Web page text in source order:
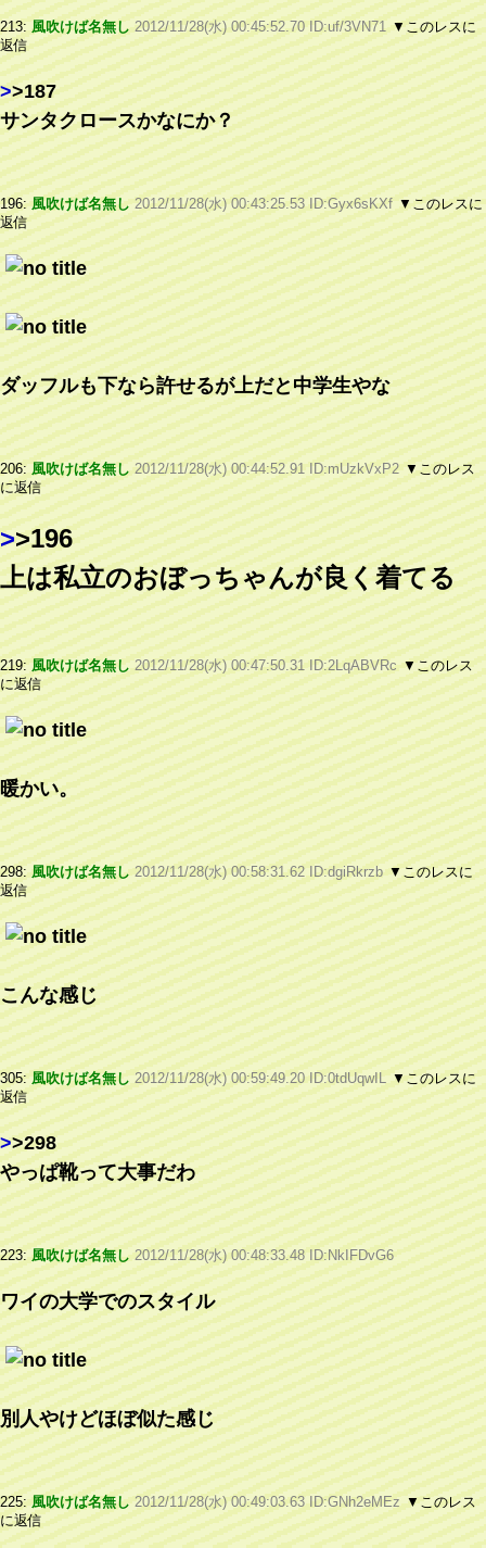
213: 風吹けば名無し 2012/11/28(水) 00:45:52.70 ID:uf/3VN71
▼このレスに
返信
>>187
サンタクロースかなにか？
196: 風吹けば名無し 2012/11/28(水) 00:43:25.53 ID:Gyx6sKXf ▼このレスに
返信
ダッフルも下なら許せるが上だと中学生やな
206: 風吹けば名無し 2012/11/28(水) 00:44:52.91 ID:mUzkVxP2 ▼このレス
に返信
>>196
上は私立のおぼっちゃんが良く着てる
219: 風吹けば名無し 2012/11/28(水) 00:47:50.31 ID:2LqABVRc ▼このレス
に返信
暖かい。
298: 風吹けば名無し 2012/11/28(水) 00:58:31.62 ID:dgiRkrzb ▼このレスに
返信
こんな感じ
305: 風吹けば名無し 2012/11/28(水) 00:59:49.20 ID:0tdUqwIL
▼このレスに
返信
>>298
やっぱ靴って大事だわ
223: 風吹けば名無し 2012/11/28(水) 00:48:33.48 ID:NkIFDvG6
ワイの大学でのスタイル
別人やけどほぼ似た感じ
225: 風吹けば名無し 2012/11/28(水) 00:49:03.63 ID:GNh2eMEz ▼このレス
に返信